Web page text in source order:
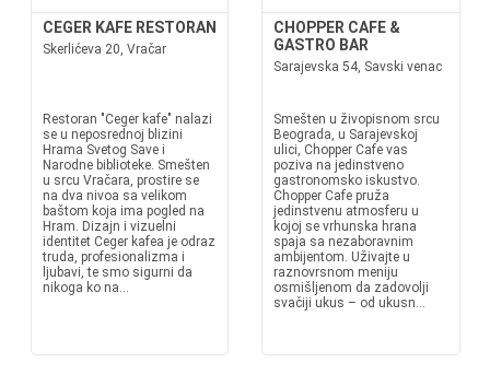
CEGER KAFE RESTORAN
Skerlićeva 20, Vračar
Restoran "Ceger kafe" nalazi
se u neposrednoj blizini
Hrama Svetog Save i
Narodne biblioteke. Smešten
u srcu Vračara, prostire se
na dva nivoa sa velikom
baštom koja ima pogled na
Hram. Dizajn i vizuelni
identitet Ceger kafea je odraz
truda, profesionalizma i
ljubavi, te smo sigurni da
nikoga ko na...
CHOPPER CAFE &
GASTRO BAR
Sarajevska 54, Savski venac
Smešten u živopisnom srcu
Beograda, u Sarajevskoj
ulici, Chopper Cafe vas
poziva na jedinstveno
gastronomsko iskustvo.
Chopper Cafe pruža
jedinstvenu atmosferu u
kojoj se vrhunska hrana
spaja sa nezaboravnim
ambijentom. Uživajte u
raznovrsnom meniju
osmišljenom da zadovolji
svačiji ukus – od ukusn...